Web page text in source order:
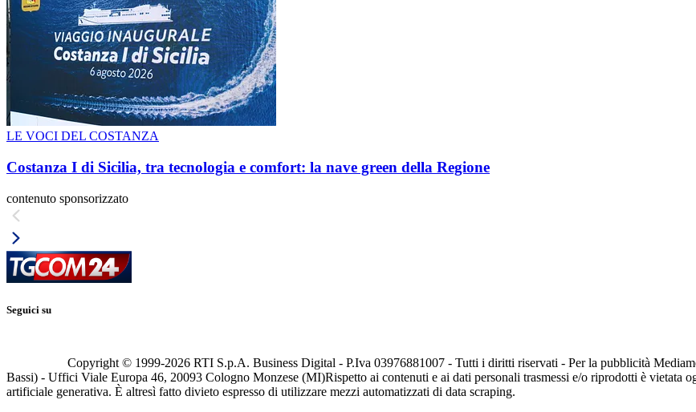
LE VOCI DEL COSTANZA
Costanza I di Sicilia, tra tecnologia e comfort: la nave green della Regione
contenuto sponsorizzato
Seguici su
Copyright © 1999-2026 RTI S.p.A. Business Digital - P.Iva 03976881007 - Tutti i diritti riservati - Per la pubblicità
Bassi) - Uffici Viale Europa 46, 20093 Cologno Monzese (MI)Rispetto ai contenuti e ai dati personali trasmessi e/o riprodotti è vietata
artificiale generativa. È altresì fatto divieto espresso di utilizzare mezzi automatizzati di data scraping.